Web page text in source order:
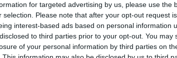
for targeted advertising by us, please use the
selection. Please note that after your opt-out request
interest-based ads based on personal information
to third parties prior to your opt-out. You may
of your personal information by third parties on